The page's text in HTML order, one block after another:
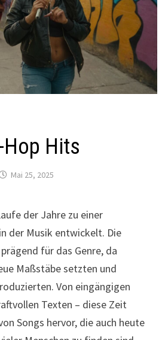
Hits
Mai 25, 2025
der Jahre zu einer
der Musik entwickelt. Die
für das Genre, da
Maßstäbe setzten und
Von eingängigen
Texten – diese Zeit
Songs hervor, die auch heute